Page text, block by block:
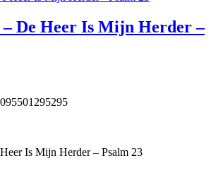
– De Heer Is Mijn Herder –
Is Mijn Herder – Psalm 23